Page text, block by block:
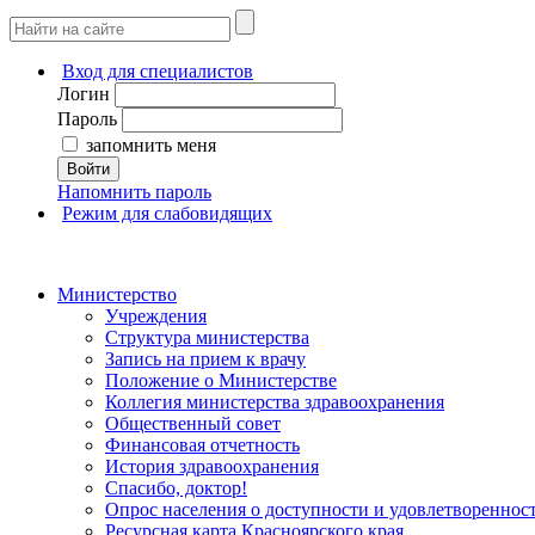
Вход для специалистов
Логин
Пароль
запомнить меня
Войти
Напомнить пароль
Режим для слабовидящих
Министерство
Учреждения
Структура министерства
Запись на прием к врачу
Положение о Министерстве
Коллегия министерства здравоохранения
Общественный совет
Финансовая отчетность
История здравоохранения
Спасибо, доктор!
Опрос населения о доступности и
Ресурсная карта Красноярского края